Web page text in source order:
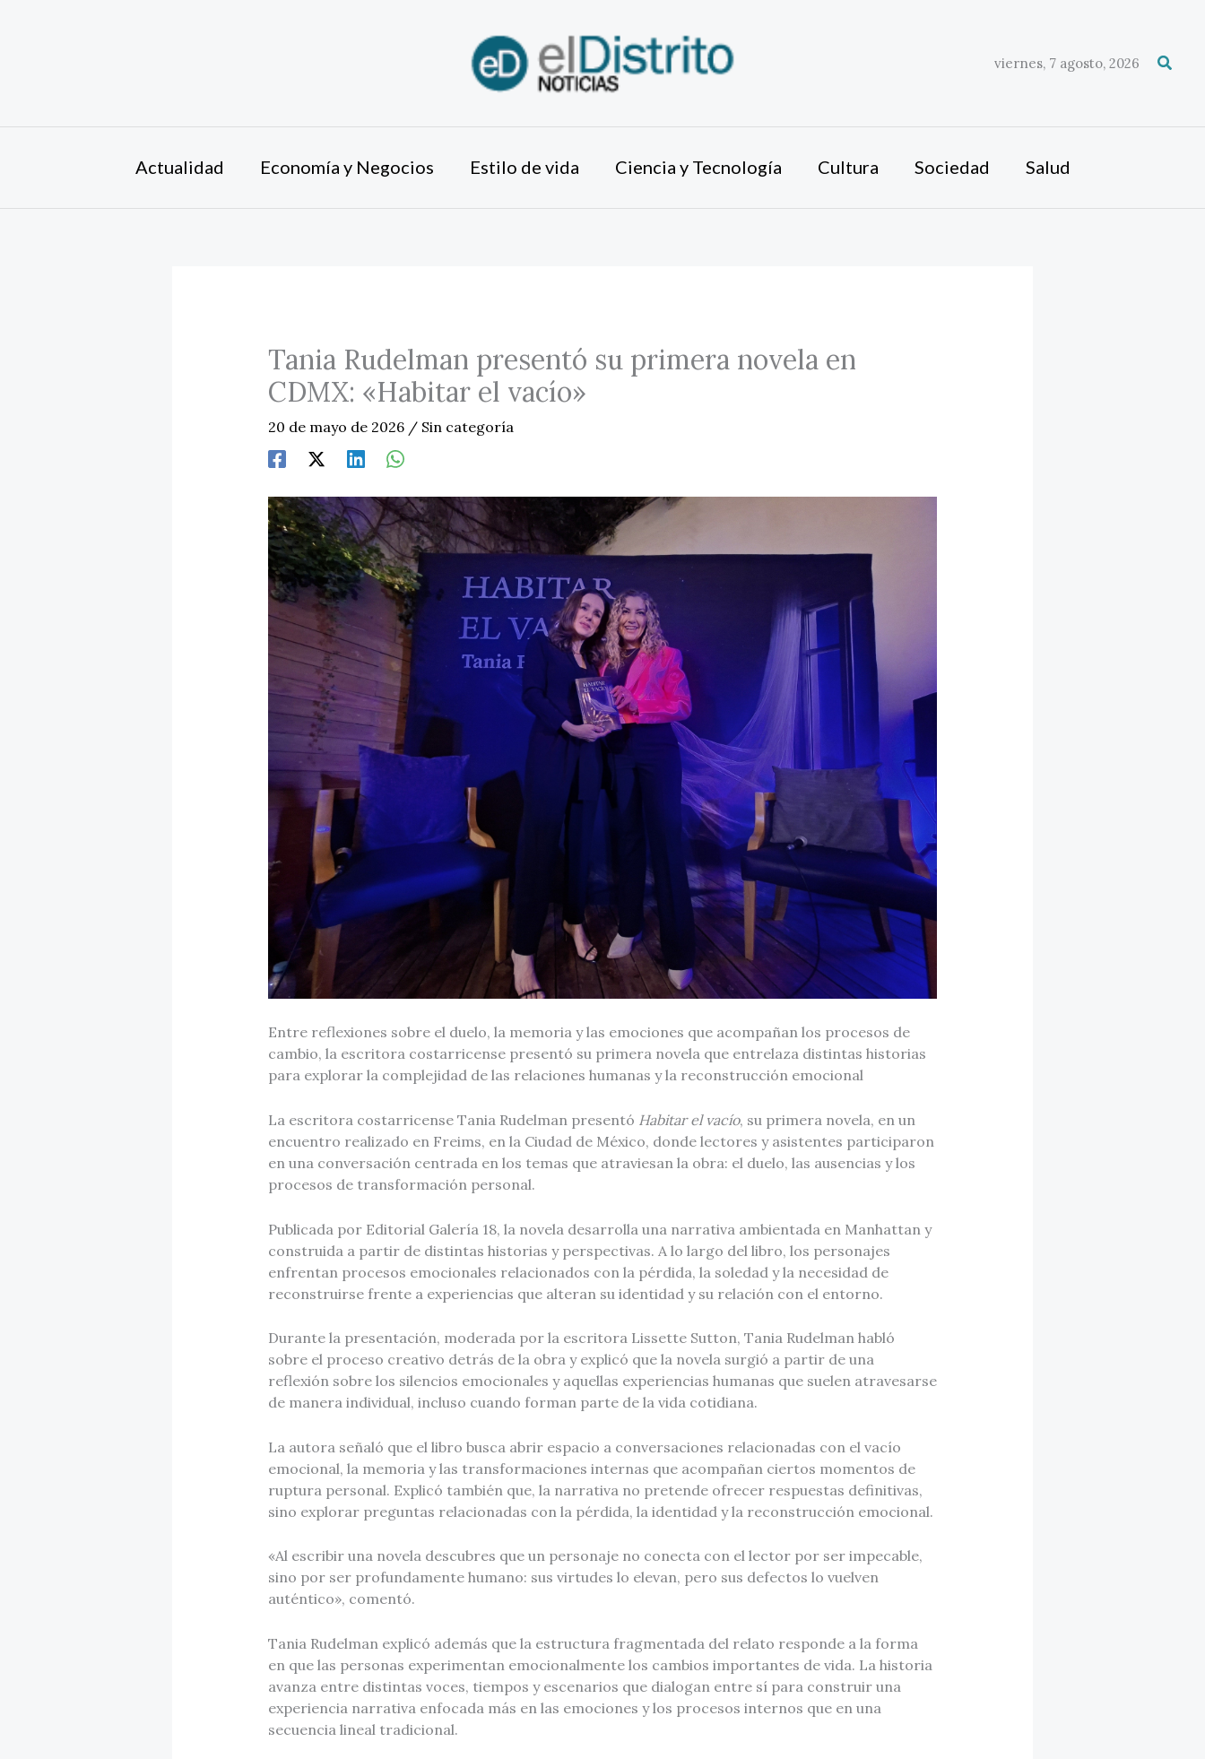
viernes, 7 agosto, 2026
Actualidad Economía y Negocios Estilo de vida Ciencia y Tecnología Cultura Sociedad Salud
Tania Rudelman presentó su primera novela en
CDMX: «Habitar el vacío»
20 de mayo de 2026 / Sin categoría
Entre reflexiones sobre el duelo, la memoria y las emociones que acompañan los procesos de
cambio, la escritora costarricense presentó su primera novela que entrelaza distintas historias
para explorar la complejidad de las relaciones humanas y la reconstrucción emocional
La escritora costarricense Tania Rudelman presentó Habitar el vacío, su primera novela, en un
encuentro realizado en Freims, en la Ciudad de México, donde lectores y asistentes participaron
en una conversación centrada en los temas que atraviesan la obra: el duelo, las ausencias y los
procesos de transformación personal.
Publicada por Editorial Galería 18, la novela desarrolla una narrativa ambientada en Manhattan y
construida a partir de distintas historias y perspectivas. A lo largo del libro, los personajes
enfrentan procesos emocionales relacionados con la pérdida, la soledad y la necesidad de
reconstruirse frente a experiencias que alteran su identidad y su relación con el entorno.
Durante la presentación, moderada por la escritora Lissette Sutton, Tania Rudelman habló
sobre el proceso creativo detrás de la obra y explicó que la novela surgió a partir de una
reflexión sobre los silencios emocionales y aquellas experiencias humanas que suelen atravesarse
de manera individual, incluso cuando forman parte de la vida cotidiana.
La autora señaló que el libro busca abrir espacio a conversaciones relacionadas con el vacío
emocional, la memoria y las transformaciones internas que acompañan ciertos momentos de
ruptura personal. Explicó también que, la narrativa no pretende ofrecer respuestas definitivas,
sino explorar preguntas relacionadas con la pérdida, la identidad y la reconstrucción emocional.
«Al escribir una novela descubres que un personaje no conecta con el lector por ser impecable,
sino por ser profundamente humano: sus virtudes lo elevan, pero sus defectos lo vuelven
auténtico», comentó.
Tania Rudelman explicó además que la estructura fragmentada del relato responde a la forma
en que las personas experimentan emocionalmente los cambios importantes de vida. La historia
avanza entre distintas voces, tiempos y escenarios que dialogan entre sí para construir una
experiencia narrativa enfocada más en las emociones y los procesos internos que en una
secuencia lineal tradicional.